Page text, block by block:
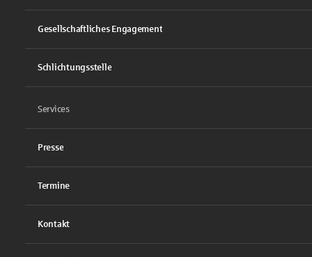
Gesellschaftliches Engagement
Schlichtungsstelle
Services
Presse
Termine
Kontakt